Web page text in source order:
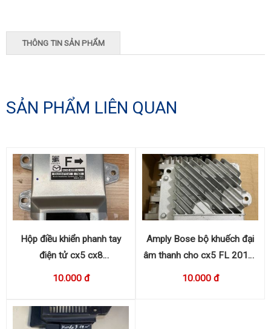
THÔNG TIN SẢN PHẨM
SẢN PHẨM LIÊN QUAN
Hộp điều khiển phanh tay
điện tử cx5 cx8
KC9E437E1A
10.000 đ
Amply Bose bộ khuếch đại
âm thanh cho cx5 FL 2016-
2017 KA0G 66A20
10.000 đ